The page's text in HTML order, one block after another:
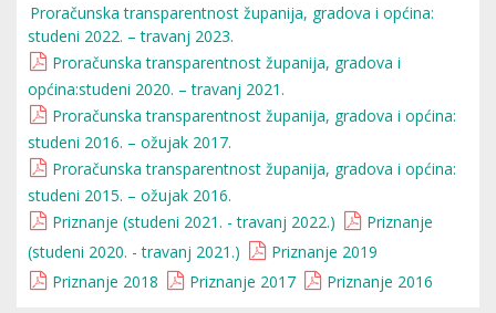
Proračunska transparentnost županija, gradova i općina:
studeni 2022. – travanj 2023.
Proračunska transparentnost županija, gradova i
općina:studeni 2020. – travanj 2021.
Proračunska transparentnost županija, gradova i općina:
studeni 2016. – ožujak 2017.
Proračunska transparentnost županija, gradova i općina:
studeni 2015. – ožujak 2016.
Priznanje (studeni 2021. - travanj 2022.)
Priznanje
(studeni 2020. - travanj 2021.)
Priznanje 2019
Priznanje 2018
Priznanje 2017 Priznanje 2016